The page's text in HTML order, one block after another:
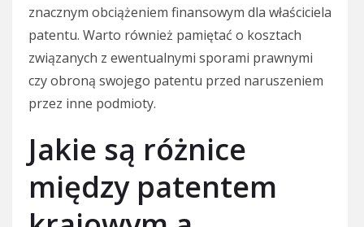
znacznym obciążeniem finansowym dla właściciela
patentu. Warto również pamiętać o kosztach
związanych z ewentualnymi sporami prawnymi
czy obroną swojego patentu przed naruszeniem
przez inne podmioty.
Jakie są różnice
między patentem